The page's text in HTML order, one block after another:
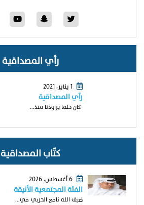
رأي المصداقية
1 يناير، 2021
رآي المصداقية
كان حلما يراودنا منذ...
كتّاب المصداقية
6 أغسطس، 2026
الفئة المجتمعية الأنيقة
ضيف الله نافع الحربي في...